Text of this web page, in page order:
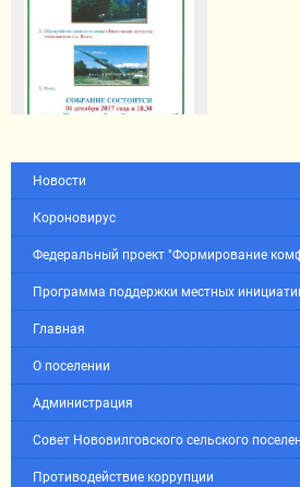
Новости
Короновирус
Федеральный проект "Формирование
Программа поддержки местных
Главная
О поселении
Администрация
Совет Нововилговского сельского
Противодействие коррупции